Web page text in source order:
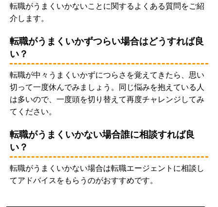
転職がうまくいかないことに関するよくある質問をご紹
介します。
転職がうまくいかずつらい場合はどうすれば良
い？
転職が中々うまくいかずにつらさを覚えてきたら、思い
切って一度休んでみましょう。同じ悩みを抱えている人
は多いので、一度頭を切り替えて再度チャレンジしてみ
てください。
転職がうまくいかない場合誰に相談すれば良
い？
転職がうまくいかない場合は転職エージェントに相談し
てアドバイスをもらうのがおすすめです。